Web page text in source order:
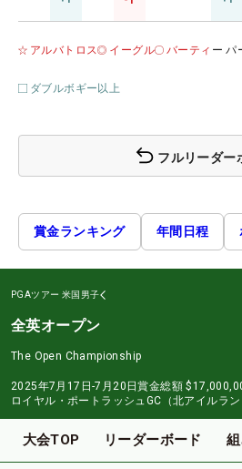
アルバトロス イーグル バーティ ー パ
ダブルボギー以上
フルリーダー
賞金ランキング 年間日程
PGAツアー 米国男子
全英オープン
The Open Championship
2025年7月17日-7月20日賞金総額
ロイヤル・ポートラッシュGC（北アイルラン
大会TOP リーダーボード